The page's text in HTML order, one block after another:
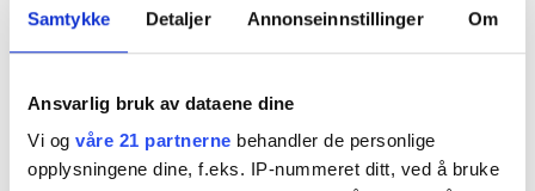
Samtykke Detaljer Annonseinnstillinger Om
Ansvarlig bruk av dataene dine
Vi og våre 21 partnerne behandler de personlige
opplysningene dine, f.eks. IP-nummeret ditt, ved å bruke
Flere saker